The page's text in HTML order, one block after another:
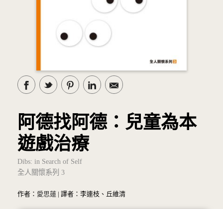
阿德找阿德：兒童為本
遊戲治療
Dibs: in Search of Self
全人關懷系列 3
作者： 愛思蓮 | 譯者：李連枝、丘維清